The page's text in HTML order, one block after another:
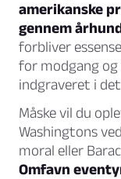
amerikanske
gennem
forbliver
for modgang
indgraveret i
Måske vil du
Washingtons
moral eller
Omfavn